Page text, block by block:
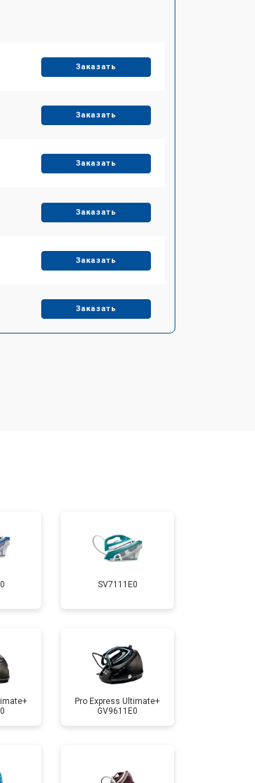
Заказать
Заказать
Заказать
Заказать
Заказать
Заказать
Заказать
Заказать
Заказать
SV7111E0
Pro Express Ultimate+
GV9611E0